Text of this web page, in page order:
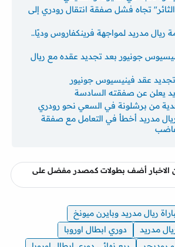
تجاه فشل صفقة انتقال رودري إلى
ريال مدريد لمواجهة فرينكفاروس وديًا..
جونيور بعد تجديد عقده مع ريال
تجديد عقد فينيسيوس جونيور
يعلن عن صفقته السادسة
من برشلونة في السعي نحو رودري
مدريد أخطأ في التعامل مع صفقة
غاضب
الاخبار أضف بطولات كمصدر مفضل على
ريال مدريد وبايرن ميونخ
مدريد
دوري ابطال اوروبا